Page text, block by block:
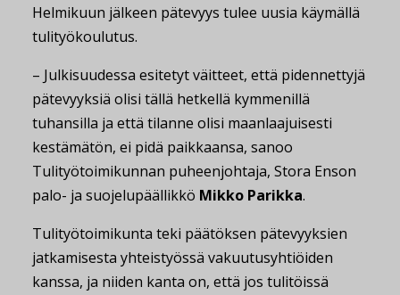
Helmikuun jälkeen pätevyys tulee uusia käymällä
tulityökoulutus.
– Julkisuudessa esitetyt väitteet, että pidennettyjä
pätevyyksiä olisi tällä hetkellä kymmenillä
tuhansilla ja että tilanne olisi maanlaajuisesti
kestämätön, ei pidä paikkaansa, sanoo
Tulityötoimikunnan puheenjohtaja, Stora Enson
palo- ja suojelupäällikkö Mikko Parikka.
Tulityötoimikunta teki päätöksen pätevyyksien
jatkamisesta yhteistyössä vakuutusyhtiöiden
kanssa, ja niiden kanta on, että jos tulitöissä